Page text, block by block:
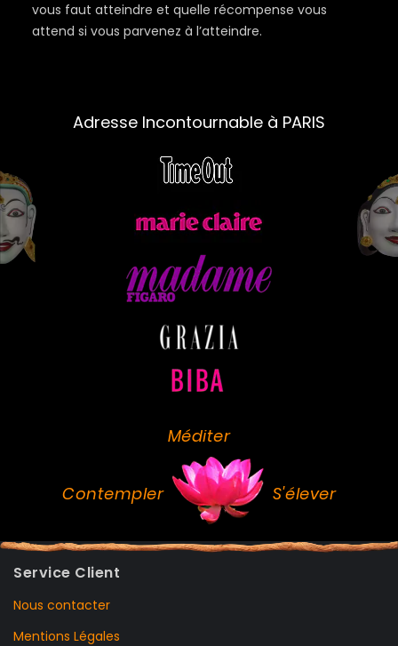
vous faut atteindre et quelle récompense vous
attend si vous parvenez à l’atteindre.
Adresse Incontournable à PARIS
Méditer
Contempler S'élever
Service Client
Nous contacter
Mentions Légales